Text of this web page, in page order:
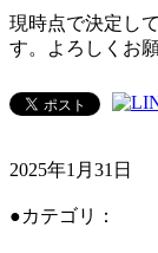
現時点で決定し
す。よろしくお
2025年1月31日
●カテゴリ：